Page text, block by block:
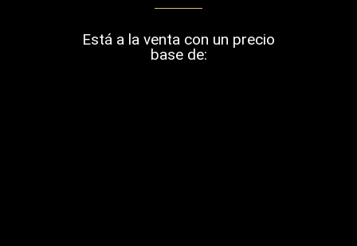
Está a la venta con un precio
base de: